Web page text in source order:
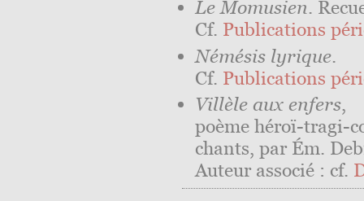
Le Momusien.
Cf. Publications
Némésis lyrique.
Cf. Publications
Villèle aux enfers,
poème héroï-tragi-
chants, par Ém.
Auteur associé : cf.